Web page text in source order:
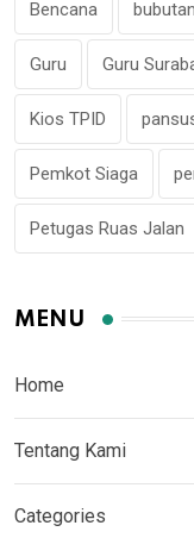
Bencana bubutan
Guru Guru
Kios TPID
Pemkot Siaga
Petugas Ruas Jalan
MENU
Home
Tentang Kami
Categories